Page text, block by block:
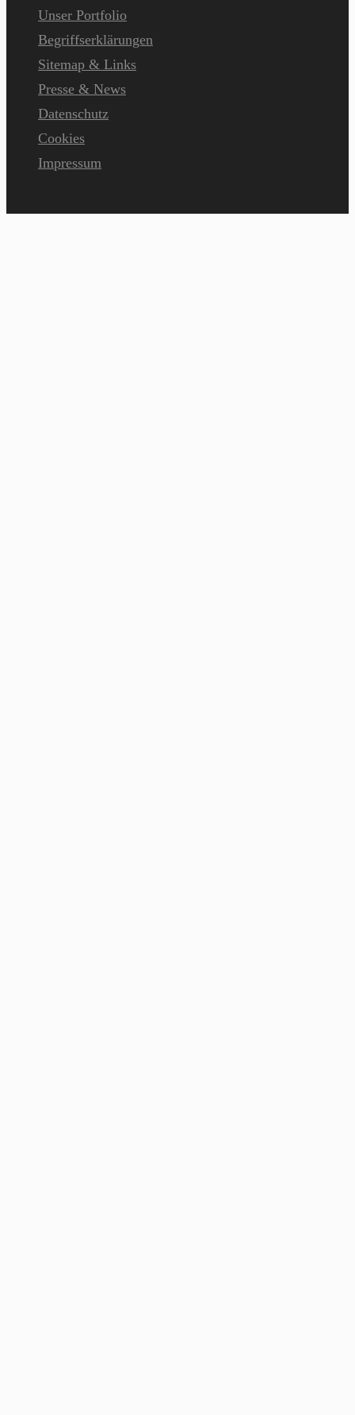
Unser Portfolio
Begriffserklärungen
Sitemap & Links
Presse & News
Datenschutz
Cookies
Impressum